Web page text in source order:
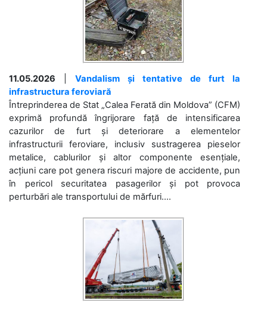
11.05.2026
Vandalism și tentative de furt la
infrastructura feroviară
Întreprinderea de Stat „Calea Ferată din Moldova” (CFM)
exprimă profundă îngrijorare față de intensificarea
cazurilor de furt și deteriorare a elementelor
infrastructurii feroviare, inclusiv sustragerea pieselor
metalice, cablurilor și altor componente esențiale,
acțiuni care pot genera riscuri majore de accidente, pun
în pericol securitatea pasagerilor și pot provoca
perturbări ale transportului de mărfuri....